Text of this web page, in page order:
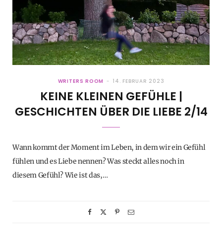
WRITERS ROOM 14. FEBRUAR 2023
KEINE KLEINEN GEFÜHLE |
GESCHICHTEN ÜBER DIE LIEBE 2/14
Wann kommt der Moment im Leben, in dem wir ein Gefühl
fühlen und es Liebe nennen? Was steckt alles noch in
diesem Gefühl? Wie ist das,…